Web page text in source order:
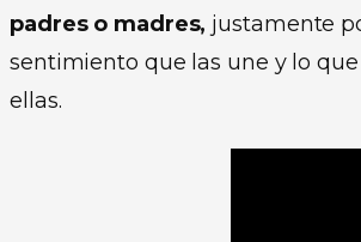
padres o madres, justamente
sentimiento que las une y lo
ellas.